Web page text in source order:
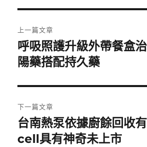
章
導
覽
上一篇文章
上
一
文
章:
呼吸照護升級外帶餐盒
陽藥搭配持久藥
下一篇文章
下
一
台南熱泵依據廚餘回收
cell具有神奇未上市